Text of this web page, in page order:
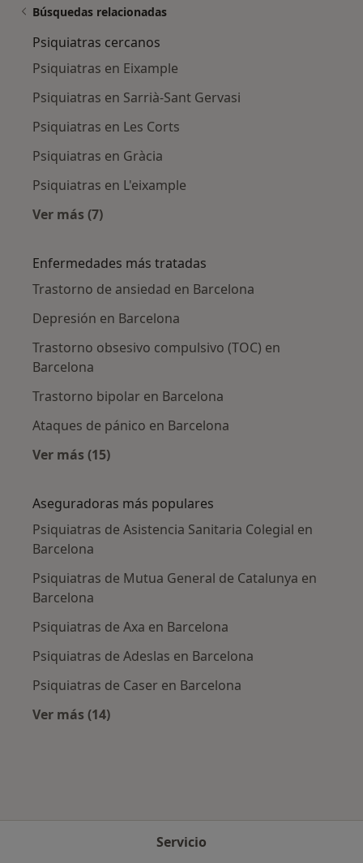
Búsquedas relacionadas
Psiquiatras cercanos
Psiquiatras en Eixample
Psiquiatras en Sarrià-Sant Gervasi
Psiquiatras en Les Corts
Psiquiatras en Gràcia
Psiquiatras en L'eixample
Ver más (7)
Enfermedades más tratadas
Trastorno de ansiedad en Barcelona
Depresión en Barcelona
Trastorno obsesivo compulsivo (TOC) en
Barcelona
Trastorno bipolar en Barcelona
Ataques de pánico en Barcelona
Ver más (15)
Aseguradoras más populares
Psiquiatras de Asistencia Sanitaria Colegial en
Barcelona
Psiquiatras de Mutua General de Catalunya en
Barcelona
Psiquiatras de Axa en Barcelona
Psiquiatras de Adeslas en Barcelona
Psiquiatras de Caser en Barcelona
Ver más (14)
Servicio